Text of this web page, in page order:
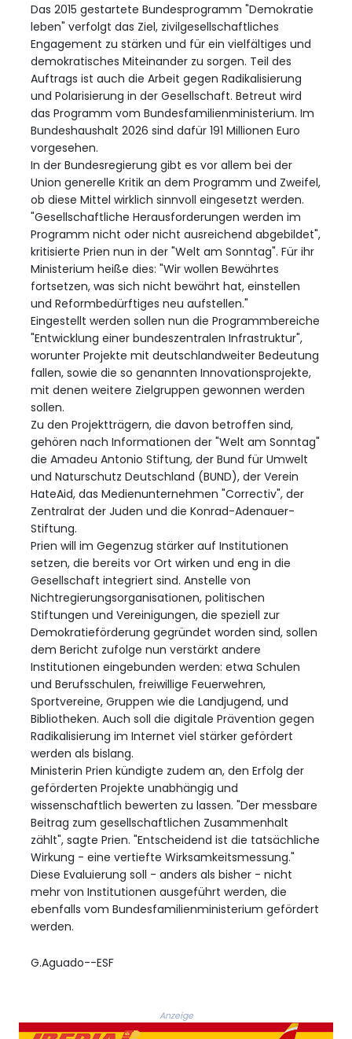
Das 2015 gestartete Bundesprogramm "Demokratie
leben" verfolgt das Ziel, zivilgesellschaftliches
Engagement zu stärken und für ein vielfältiges und
demokratisches Miteinander zu sorgen. Teil des
Auftrags ist auch die Arbeit gegen Radikalisierung
und Polarisierung in der Gesellschaft. Betreut wird
das Programm vom Bundesfamilienministerium. Im
Bundeshaushalt 2026 sind dafür 191 Millionen Euro
vorgesehen.
In der Bundesregierung gibt es vor allem bei der
Union generelle Kritik an dem Programm und Zweifel,
ob diese Mittel wirklich sinnvoll eingesetzt werden.
"Gesellschaftliche Herausforderungen werden im
Programm nicht oder nicht ausreichend abgebildet",
kritisierte Prien nun in der "Welt am Sonntag". Für ihr
Ministerium heiße dies: "Wir wollen Bewährtes
fortsetzen, was sich nicht bewährt hat, einstellen
und Reformbedürftiges neu aufstellen."
Eingestellt werden sollen nun die Programmbereiche
"Entwicklung einer bundeszentralen Infrastruktur",
worunter Projekte mit deutschlandweiter Bedeutung
fallen, sowie die so genannten Innovationsprojekte,
mit denen weitere Zielgruppen gewonnen werden
sollen.
Zu den Projektträgern, die davon betroffen sind,
gehören nach Informationen der "Welt am Sonntag"
die Amadeu Antonio Stiftung, der Bund für Umwelt
und Naturschutz Deutschland (BUND), der Verein
HateAid, das Medienunternehmen "Correctiv", der
Zentralrat der Juden und die Konrad-Adenauer-
Stiftung.
Prien will im Gegenzug stärker auf Institutionen
setzen, die bereits vor Ort wirken und eng in die
Gesellschaft integriert sind. Anstelle von
Nichtregierungsorganisationen, politischen
Stiftungen und Vereinigungen, die speziell zur
Demokratieförderung gegründet worden sind, sollen
dem Bericht zufolge nun verstärkt andere
Institutionen eingebunden werden: etwa Schulen
und Berufsschulen, freiwillige Feuerwehren,
Sportvereine, Gruppen wie die Landjugend, und
Bibliotheken. Auch soll die digitale Prävention gegen
Radikalisierung im Internet viel stärker gefördert
werden als bislang.
Ministerin Prien kündigte zudem an, den Erfolg der
geförderten Projekte unabhängig und
wissenschaftlich bewerten zu lassen. "Der messbare
Beitrag zum gesellschaftlichen Zusammenhalt
zählt", sagte Prien. "Entscheidend ist die tatsächliche
Wirkung - eine vertiefte Wirksamkeitsmessung."
Diese Evaluierung soll - anders als bisher - nicht
mehr von Institutionen ausgeführt werden, die
ebenfalls vom Bundesfamilienministerium gefördert
werden.
G.Aguado--ESF
Anzeige